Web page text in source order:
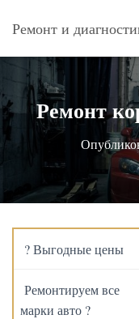
Ремонт и
Ремонт
? Выгодные цены
Ремонтируем все
марки авто ?